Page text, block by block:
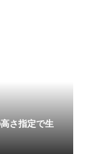
さ指定で生